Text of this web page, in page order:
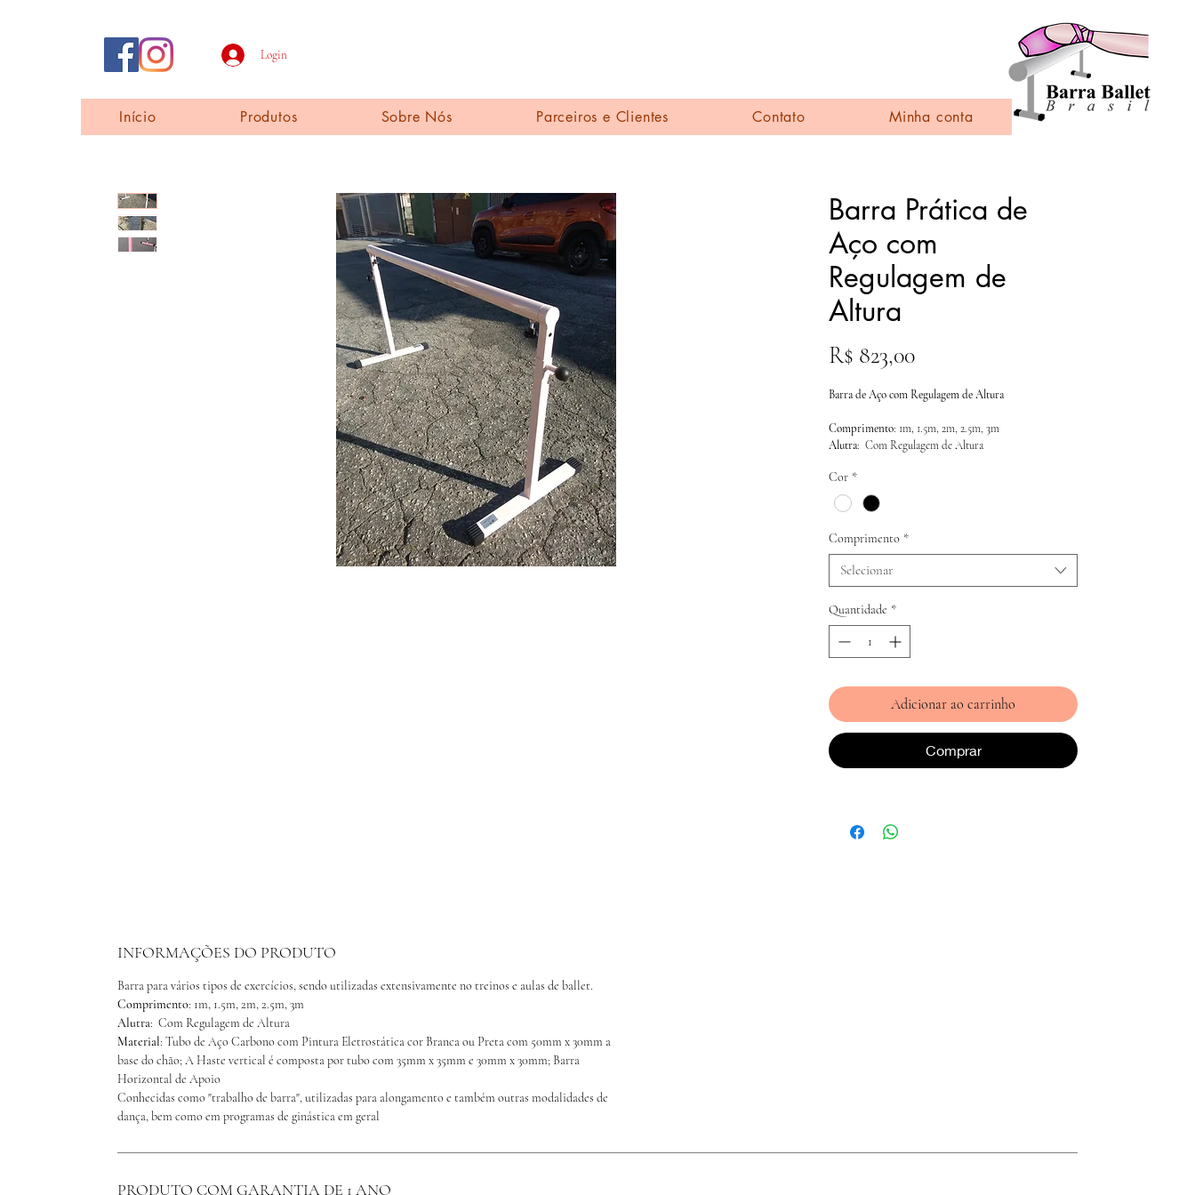
Login
Início Produtos Sobre Nós Parceiros e Clientes Contato Minha conta
Barra Prática de
Aço com
Regulagem de
Altura
R$ 823,00Preço
Barra de Aço com Regulagem de Altura
Comprimento: 1m, 1.5m, 2m, 2.5m, 3m
Alutra:  Com Regulagem de Altura
Cor *
Comprimento *
Selecionar
Quantidade *
Adicionar ao carrinho
Comprar
INFORMAÇÕES DO PRODUTO
Barra para vários tipos de exercícios, sendo utilizadas extensivamente no treinos e aulas de ballet.
Comprimento: 1m, 1.5m, 2m, 2.5m, 3m
Alutra:  Com Regulagem de Altura
Material: Tubo de Aço Carbono com Pintura Eletrostática cor Branca ou Preta com 50mm x 30mm a
base do chão; A Haste vertical é composta por tubo com 35mm x 35mm e 30mm x 30mm; Barra
Horizontal de Apoio
Conhecidas como "trabalho de barra", utilizadas para alongamento e também outras modalidades de
dança, bem como em programas de ginástica em geral
PRODUTO COM GARANTIA DE 1 ANO